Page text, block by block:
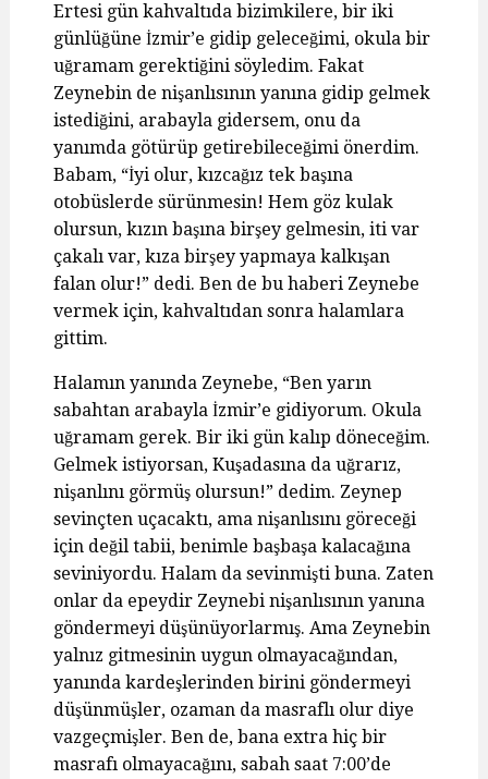
Ertesi gün kahvaltıda bizimkilere, bir iki
günlüğüne İzmir’e gidip geleceğimi, okula bir
uğramam gerektiğini söyledim. Fakat
Zeynebin de nişanlısının yanına gidip gelmek
istediğini, arabayla gidersem, onu da
yanımda götürüp getirebileceğimi önerdim.
Babam, “İyi olur, kızcağız tek başına
otobüslerde sürünmesin! Hem göz kulak
olursun, kızın başına birşey gelmesin, iti var
çakalı var, kıza birşey yapmaya kalkışan
falan olur!” dedi. Ben de bu haberi Zeynebe
vermek için, kahvaltıdan sonra halamlara
gittim.
Halamın yanında Zeynebe, “Ben yarın
sabahtan arabayla İzmir’e gidiyorum. Okula
uğramam gerek. Bir iki gün kalıp döneceğim.
Gelmek istiyorsan, Kuşadasına da uğrarız,
nişanlını görmüş olursun!” dedim. Zeynep
sevinçten uçacaktı, ama nişanlısını göreceği
için değil tabii, benimle başbaşa kalacağına
seviniyordu. Halam da sevinmişti buna. Zaten
onlar da epeydir Zeynebi nişanlısının yanına
göndermeyi düşünüyorlarmış. Ama Zeynebin
yalnız gitmesinin uygun olmayacağından,
yanında kardeşlerinden birini göndermeyi
düşünmüşler, ozaman da masraflı olur diye
vazgeçmişler. Ben de, bana extra hiç bir
masrafı olmayacağını, sabah saat 7:00’de